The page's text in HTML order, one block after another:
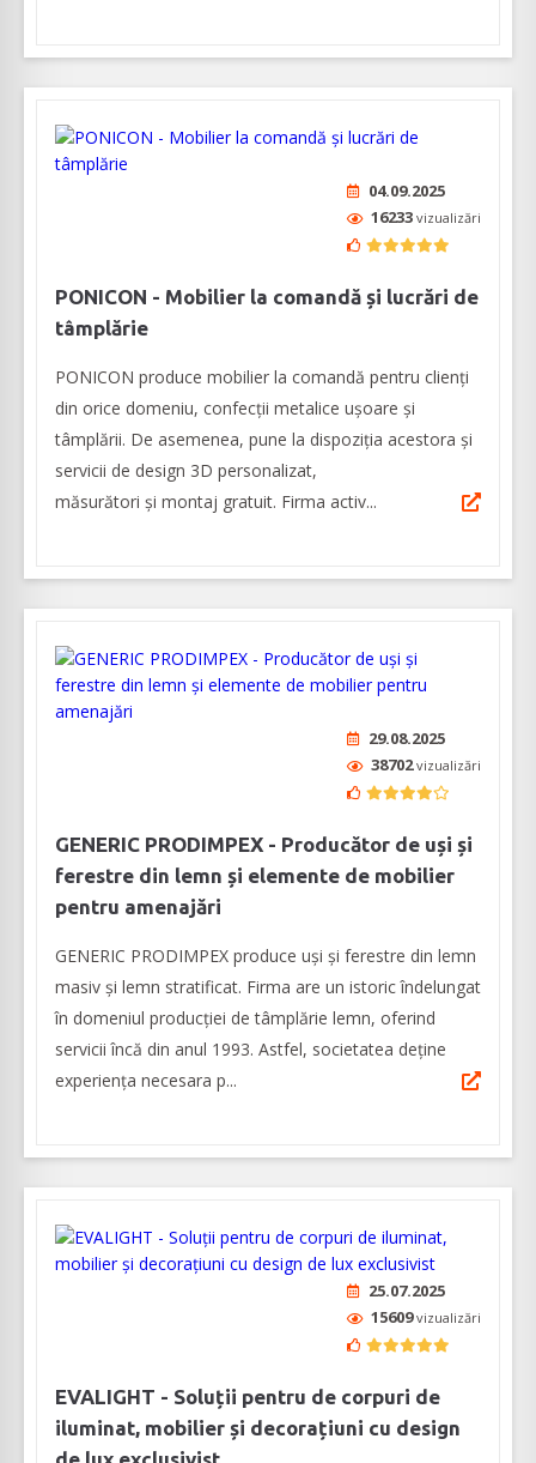
04.09.2025
16233 vizualizări
PONICON - Mobilier la comandă și lucrări de
tâmplărie
PONICON produce mobilier la comandă pentru clienți
din orice domeniu, confecții metalice ușoare și
tâmplării. De asemenea, pune la dispoziția acestora și
servicii de design 3D personalizat,
măsurători și montaj gratuit. Firma activ...
29.08.2025
38702vizualizări
GENERIC PRODIMPEX - Producător de uși și
ferestre din lemn și elemente de mobilier
pentru amenajări
GENERIC PRODIMPEX produce uşi şi ferestre din lemn
masiv şi lemn stratificat. Firma are un istoric îndelungat
în domeniul producției de tâmplărie lemn, oferind
servicii încă din anul 1993. Astfel, societatea deține
experiența necesara p...
25.07.2025
15609vizualizări
EVALIGHT - Soluții pentru de corpuri de
iluminat, mobilier și decorațiuni cu design